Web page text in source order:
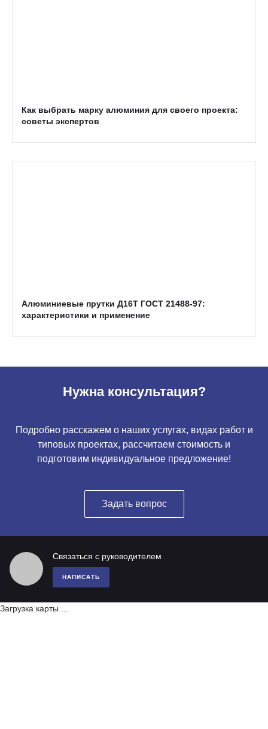
Как выбрать марку алюминия для своего проекта:
советы экспертов
Алюминиевые прутки Д16Т ГОСТ 21488-97:
характеристики и применение
Нужна консультация?
Подробно расскажем о наших услугах, видах работ и
типовых проектах, рассчитаем стоимость и
подготовим индивидуальное предложение!
Задать вопрос
Связаться с руководителем
НАПИСАТЬ
Загрузка карты ...